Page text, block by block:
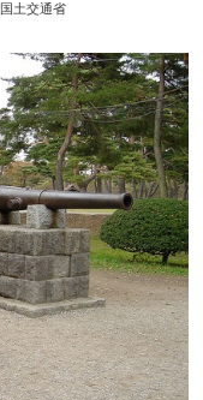
土交通省